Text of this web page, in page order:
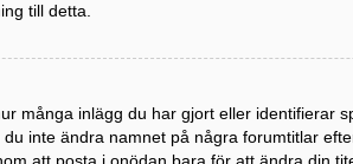
till detta.
många inlägg du har gjort eller identifierar
inte ändra namnet på några forumtitlar
att posta i onödan bara för att ändra din